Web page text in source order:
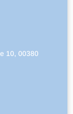
10, 00380